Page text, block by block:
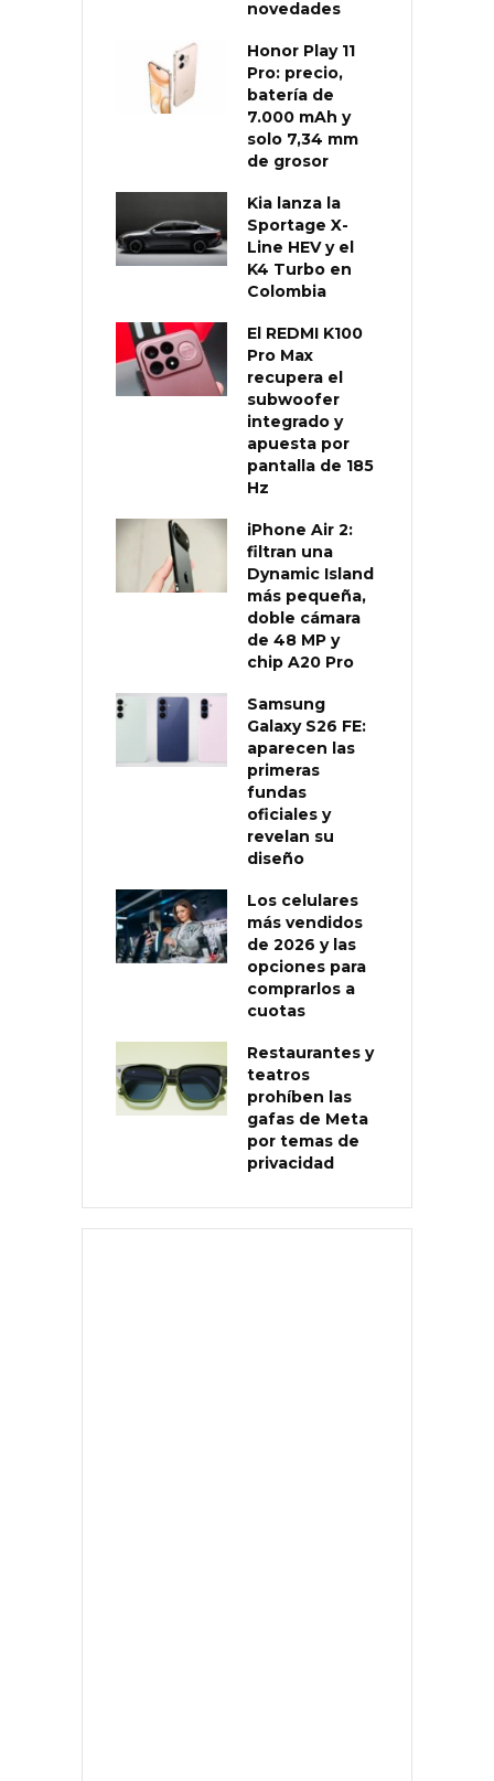
novedades
Honor Play 11
Pro: precio,
batería de
7.000 mAh y
solo 7,34 mm
de grosor
Kia lanza la
Sportage X-
Line HEV y el
K4 Turbo en
Colombia
El REDMI K100
Pro Max
recupera el
subwoofer
integrado y
apuesta por
pantalla de 185
Hz
iPhone Air 2:
filtran una
Dynamic Island
más pequeña,
doble cámara
de 48 MP y
chip A20 Pro
Samsung
Galaxy S26 FE:
aparecen las
primeras
fundas
oficiales y
revelan su
diseño
Los celulares
más vendidos
de 2026 y las
opciones para
comprarlos a
cuotas
Restaurantes y
teatros
prohíben las
gafas de Meta
por temas de
privacidad